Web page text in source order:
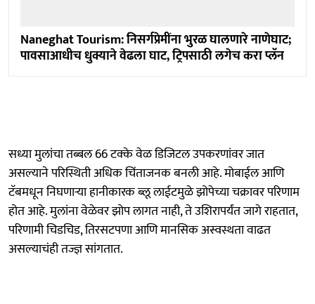
Naneghat Tourism: निसर्गप्रेमींना भुरळ घालणारे नाणेघाट;
पावसाआधीच धुक्याने वेढला घाट, ट्रिपसाठी लगेच करा प्लॅन
सध्या मुलांचा तब्बल 66 टक्के वेळ डिजिटल उपकरणांवर जात
असल्याने परिस्थिती अधिक चिंताजनक बनली आहे. मोबाईल आणि
टॅबमधून निघणाऱ्या हानीकारक ब्लू लाईटमुळे झोपेच्या चक्रावर परिणाम
होत आहे. मुलांना वेळेवर झोप लागत नाही, ते उशिरापर्यंत जागे राहतात,
परिणामी चिडचिड, तिरसटपणा आणि मानसिक अस्वस्थता वाढत
असल्याचंही तज्ज्ञ सांगतात.